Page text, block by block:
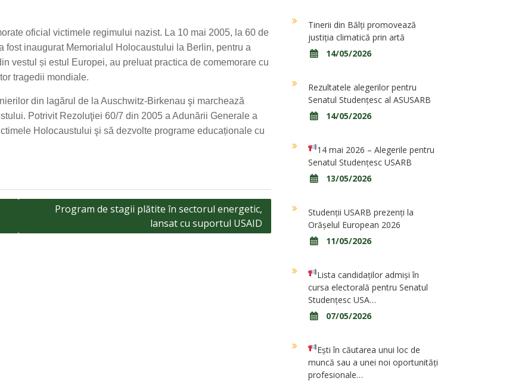
oficial victimele regimului nazist. La 10 mai 2005, la 60 de
inaugurat Memorialul Holocaustului la Berlin, pentru a
vestul și estul Europei, au preluat practica de comemorare cu
tragedii mondiale.
din lagărul de la Auschwitz-Birkenau şi marchează
Potrivit Rezoluţiei 60/7 din 2005 a Adunării Generale a
Holocaustului şi să dezvolte programe educaționale cu
Program de stagii plătite în sectorul energetic,
lansat cu suportul USAID
Tinerii din Bălți promovează
justiția climatică prin artă
14/05/2026
Rezultatele alegerilor pentru
Senatul Studențesc al ASUSARB
14/05/2026
14 mai 2026 – Alegerile pentru
Senatul Studențesc USARB
13/05/2026
Studenții USARB prezenți la
Orășelul European 2026
11/05/2026
Lista candidaților admiși în
cursa electorală pentru Senatul
Studențesc USA…
07/05/2026
Ești în căutarea unui loc de
muncă sau a unei noi oportunități
profesionale…